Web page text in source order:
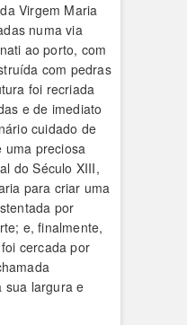
Virgem Maria
numa via
ao porto, com
com pedras
foi recriada
e de imediato
cuidado de
uma preciosa
do Século XIII,
para criar uma
por
e, finalmente,
cercada por
sua largura e